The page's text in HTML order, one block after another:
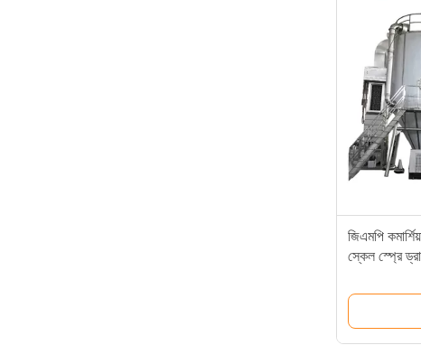
জিএমপি
স্কেল স্প্রে